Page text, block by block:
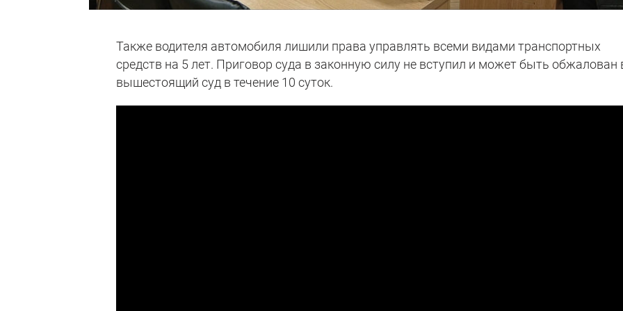
Также водителя автомобиля лишили права управлять всеми видами транспортных
средств на 5 лет. Приговор суда в законную силу не вступил и может быть обжалован
вышестоящий суд в течение 10 суток.